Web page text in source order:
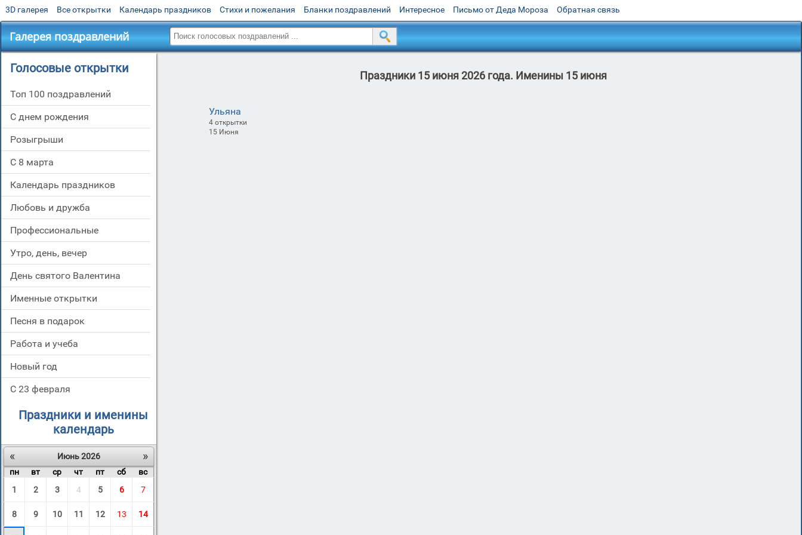
3D галерея Все открытки Календарь праздников Стихи и пожелания Бланки поздравлений Интересное Письмо от Деда Мороза Обратная связь
Галерея поздравлений
Голосовые открытки
Топ 100 поздравлений
С днем рождения
Розыгрыши
С 8 марта
Календарь праздников
Любовь и дружба
Профессиональные
Утро, день, вечер
День святого Валентина
Именные открытки
Песня в подарок
Работа и учеба
Новый год
С 23 февраля
Праздники и именины
календарь
«
»
Июнь 2026
пн
вт ср чт пт сб
вс
1
2 3 4 5 6 7
8 9 10 11 12 13 14
Праздники 15 июня 2026 года. Именины 15 июня
Ульяна
4 открытки
15 Июня